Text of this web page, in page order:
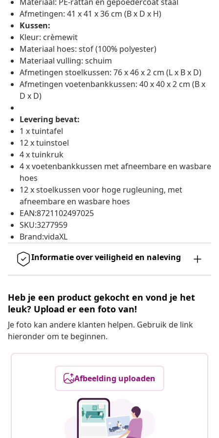
Afmetingen: 41 x 41 x 36 cm (B x D x H)
Kussen:
Kleur: crèmewit
Materiaal hoes: stof (100% polyester)
Materiaal vulling: schuim
Afmetingen stoelkussen: 76 x 46 x 2 cm (L x B x D)
Afmetingen voetenbankkussen: 40 x 40 x 2 cm (B x
D x D)
Levering bevat:
1 x tuintafel
12 x tuinstoel
4 x tuinkruk
4 x voetenbankkussen met afneembare en wasbare
hoes
12 x stoelkussen voor hoge rugleuning, met
afneembare en wasbare hoes
EAN:8721102497025
SKU:3277959
Brand:vidaXL
Informatie over veiligheid en naleving
Heb je een product gekocht en vond je het
leuk? Upload er een foto van!
Je foto kan andere klanten helpen. Gebruik de link
hieronder om te beginnen.
Afbeelding uploaden